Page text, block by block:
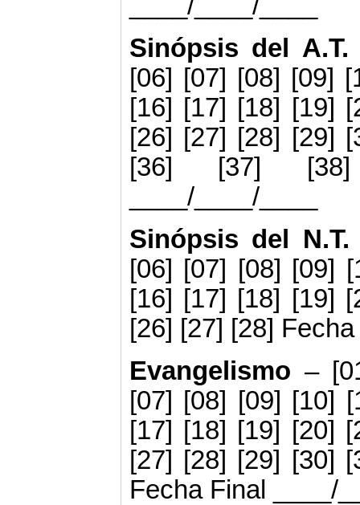
Sinópsis del A.T.
[06] [07] [08] [09]
[16] [17] [18] [19]
[26] [27] [28] [29]
[36] [37]
____/____/____
Sinópsis del
[06] [07] [08] [09]
[16] [17] [18] [19]
[26] [27] [28]
Evangelismo –
[07] [08] [09] [10]
[17] [18] [19] [20]
[27] [28] [29] [30]
Fecha Final ____/